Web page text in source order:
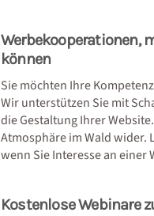
Werbekooperationen,
können
Sie möchten Ihre
Wir unterstützen Sie mit
die Gestaltung Ihrer
Atmosphäre im Wald wider.
wenn Sie Interesse an
Kostenlose Webinare